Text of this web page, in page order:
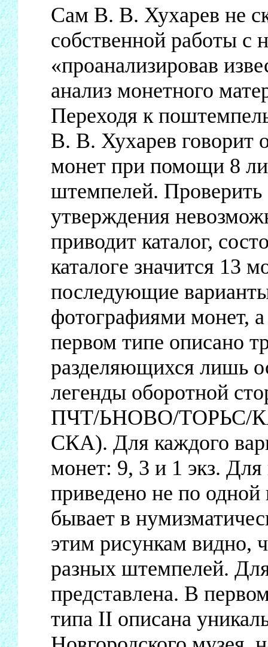
Сам В. В. Хухарев не
собственной работы с
«проанализировав
анализ монетного
Переходя к
В. В. Хухарев говорит
монет при помощи 8
штемпелей. Проверить
утверждения
приводит каталог,
каталоге значится 13
последующие
фотографиями монет,
первом типе описано
разделяющихся лишь
легенды оборотной
ПЧТ/ЬНОВО/ТОРЬС/
СКА). Для каждого
монет: 9, 3 и 1 экз. Для
приведено не по
бывает в
этим рисункам видно,
разных штемпелей.
представлена. В
типа II описана